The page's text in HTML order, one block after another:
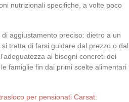
nutrizionali specifiche, a volte poco
aggiustamento preciso: dietro a un
tratta di farsi guidare dal prezzo o dal
ai bisogni concreti dei
famiglie fin dai primi scelte alimentari
per pensionati Carsat: